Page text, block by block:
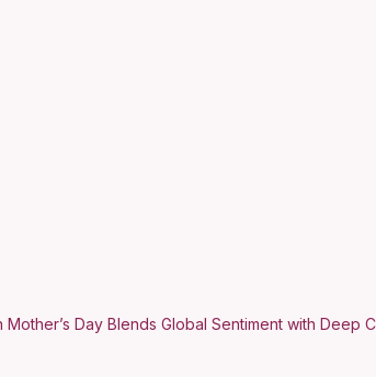
Mother’s Day Blends Global Sentiment with Deep